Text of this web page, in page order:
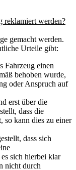
reklamiert werden?
gemacht werden.
Urteile gibt:
Fahrzeug einen
behoben wurde,
oder Anspruch auf
erst über die
dass die
so kann dies zu einer
dass sich
sich hierbei klar
nicht durch